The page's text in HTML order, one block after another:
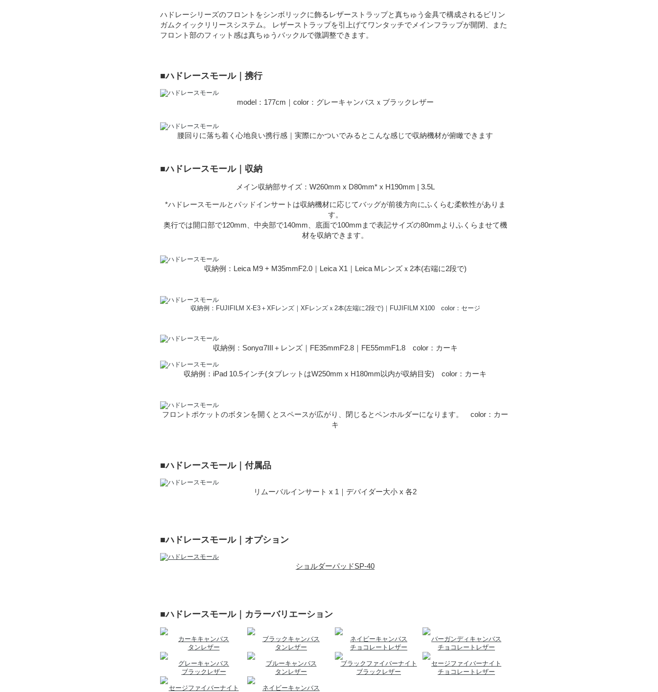
ハドレーシリーズのフロントをシンボリックに飾るレザーストラップと真ちゅう金具で構成されるビリン
ガムクイックリリースシステム。 レザーストラップを引上げてワンタッチでメインフラップが開閉、また
フロント部のフィット感は真ちゅうバックルで微調整できます。
■ハドレースモール｜携行
model：177cm｜color：グレーキャンバスｘブラックレザー
腰回りに落ち着く心地良い携行感｜実際にかついでみるとこんな感じで収納機材が俯瞰できます
■ハドレースモール｜収納
メイン収納部サイズ：W260mm x D80mm* x H190mm | 3.5L
*ハドレースモールとパッドインサートは収納機材に応じてバッグが前後方向にふくらむ柔軟性がありま
す。
奥行では開口部で120mm、中央部で140mm、底面で100mmまで表記サイズの80mmよりふくらませて機
材を収納できます。
収納例：Leica M9 + M35mmF2.0｜Leica X1｜Leica Mレンズｘ2本(右端に2段で)
収納例：FUJIFILM X-E3＋XFレンズ｜XFレンズｘ2本(左端に2段で)｜FUJIFILM X100 color：セージ
収納例：Sonyα7III＋レンズ｜FE35mmF2.8｜FE55mmF1.8 color：カーキ
収納例：iPad 10.5インチ(タブレットはW250mm x H180mm以内が収納目安) color：カーキ
フロントポケットのボタンを開くとスペースが広がり、閉じるとペンホルダーになります。 color：カー
キ
■ハドレースモール｜付属品
リムーバルインサート x 1｜デバイダー大小 x 各2
■ハドレースモール｜オプション
ショルダーパッドSP-40
■ハドレースモール｜カラーバリエーション
カーキキャンバス
タンレザー
ブラックキャンバス
タンレザー
ネイビーキャンバス
チョコレートレザー
バーガンディキャンバス
チョコレートレザー
グレーキャンバス
ブラックレザー
ブルーキャンバス
タンレザー
ブラックファイバーナイト
ブラックレザー
セージファイバーナイト
チョコレートレザー
セージファイバーナイト
ネイビーキャンバス